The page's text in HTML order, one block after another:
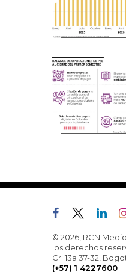
© 2026, RCN
los derechos
Cr. 13a 37-32,
(+57) 1 4227600